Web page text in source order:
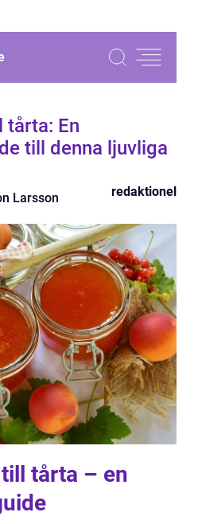
tårta: En
till denna ljuvliga
Larsson redaktionel
tårta – en